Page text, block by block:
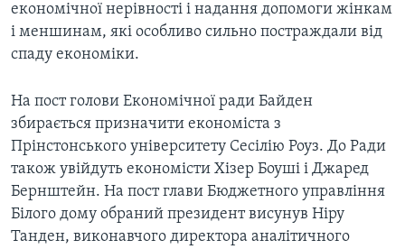
економічної нерівності і надання допомоги жінкам
і меншинам, які особливо сильно постраждали від
спаду економіки.
На пост голови Економічної ради Байден
збирається призначити економіста з
Прінстонського університету Сесілію Роуз. До Ради
також увійдуть економісти Хізер Боуші і Джаред
Бернштейн. На пост глави Бюджетного управління
Білого дому обраний президент висунув Ніру
Танден, виконавчого директора аналітичного